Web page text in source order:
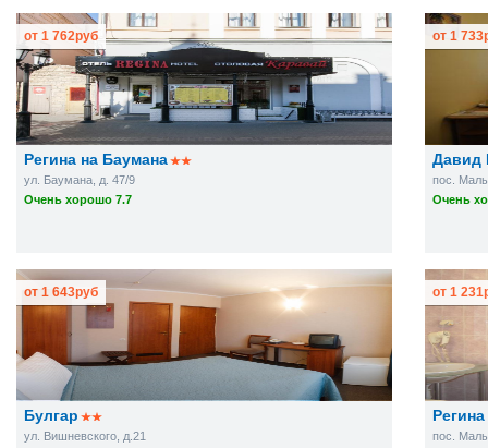
Регина на Баумана
ул. Баумана, д. 47/9
Очень хорошо 7.7
от 1 762руб
Давид
пос.
Очень
от 1 733
Булгар
ул. Вишневского, д.21
от 1 643руб
пос.
от 1 231